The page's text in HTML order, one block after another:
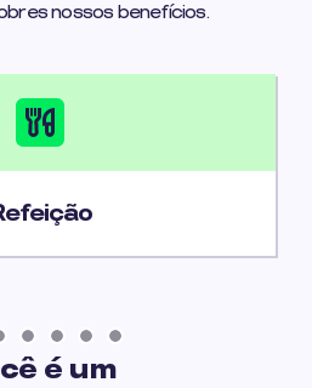
nossos benefícios.
é um